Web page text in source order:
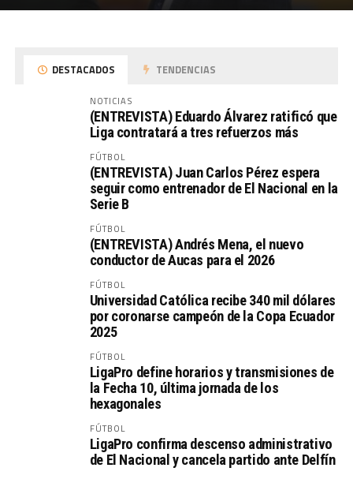
DESTACADOS TENDENCIAS
NOTICIAS
(ENTREVISTA) Eduardo Álvarez ratificó que
Liga contratará a tres refuerzos más
FÚTBOL
(ENTREVISTA) Juan Carlos Pérez espera
seguir como entrenador de El Nacional en la
Serie B
FÚTBOL
(ENTREVISTA) Andrés Mena, el nuevo
conductor de Aucas para el 2026
FÚTBOL
Universidad Católica recibe 340 mil dólares
por coronarse campeón de la Copa Ecuador
2025
FÚTBOL
LigaPro define horarios y transmisiones de
la Fecha 10, última jornada de los
hexagonales
FÚTBOL
LigaPro confirma descenso administrativo
de El Nacional y cancela partido ante Delfín